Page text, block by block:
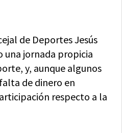
de Deportes Jesús
una jornada propicia
y, aunque algunos
de dinero en
respecto a la